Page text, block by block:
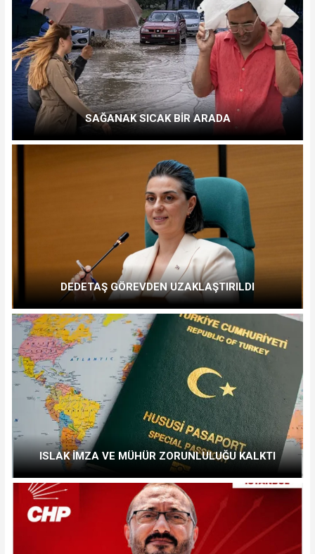
SAĞANAK SICAK BİR ARADA
DEDETAŞ GÖREVDEN UZAKLAŞTIRILDI
ISLAK İMZA VE MÜHÜR ZORUNLULUĞU KALKTI